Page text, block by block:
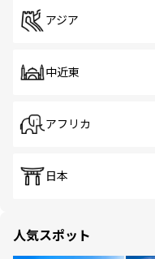
アジア
中近東
アフリカ
日本
人気スポット